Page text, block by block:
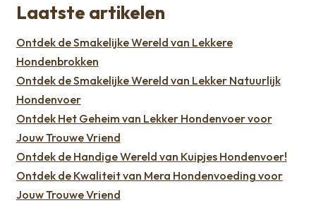
Laatste artikelen
Ontdek de Smakelijke Wereld van Lekkere
Hondenbrokken
Ontdek de Smakelijke Wereld van Lekker Natuurlijk
Hondenvoer
Ontdek Het Geheim van Lekker Hondenvoer voor
Jouw Trouwe Vriend
Ontdek de Handige Wereld van Kuipjes Hondenvoer!
Ontdek de Kwaliteit van Mera Hondenvoeding voor
Jouw Trouwe Vriend